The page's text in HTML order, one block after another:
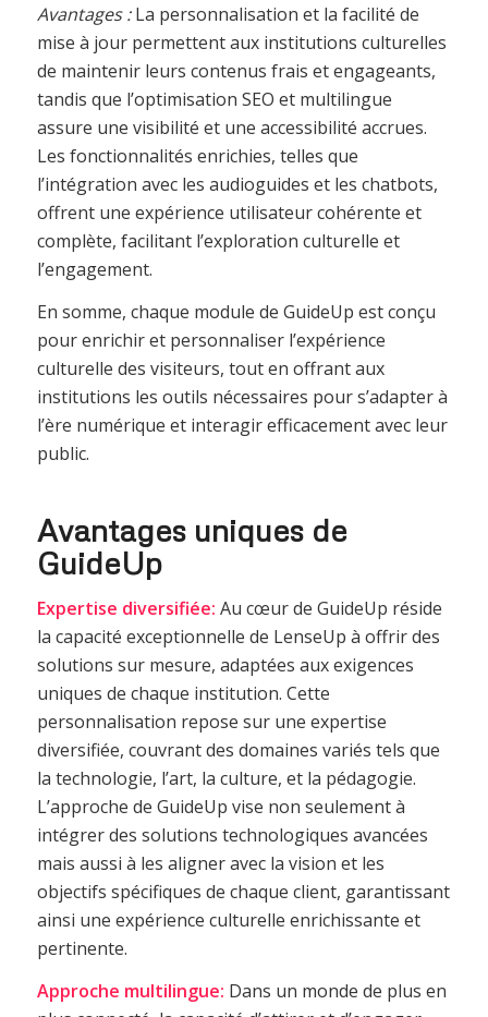
Avantages :La personnalisation et la facilité de
mise à jour permettent aux institutions culturelles
de maintenir leurs contenus frais et engageants,
tandis que l’optimisation SEO et multilingue
assure une visibilité et une accessibilité accrues.
Les fonctionnalités enrichies, telles que
l’intégration avec les audioguides et les chatbots,
offrent une expérience utilisateur cohérente et
complète, facilitant l’exploration culturelle et
l’engagement.
En somme, chaque module de GuideUp est conçu
pour enrichir et personnaliser l’expérience
culturelle des visiteurs, tout en offrant aux
institutions les outils nécessaires pour s’adapter à
l’ère numérique et interagir efficacement avec leur
public.
Avantages uniques de
GuideUp
Expertise diversifiée: Au cœur de GuideUp réside
la capacité exceptionnelle de LenseUp à offrir des
solutions sur mesure, adaptées aux exigences
uniques de chaque institution. Cette
personnalisation repose sur une expertise
diversifiée, couvrant des domaines variés tels que
la technologie, l’art, la culture, et la pédagogie.
L’approche de GuideUp vise non seulement à
intégrer des solutions technologiques avancées
mais aussi à les aligner avec la vision et les
objectifs spécifiques de chaque client, garantissant
ainsi une expérience culturelle enrichissante et
pertinente.
Approche multilingue: Dans un monde de plus en